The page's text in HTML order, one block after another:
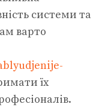
системи та
варто
їх